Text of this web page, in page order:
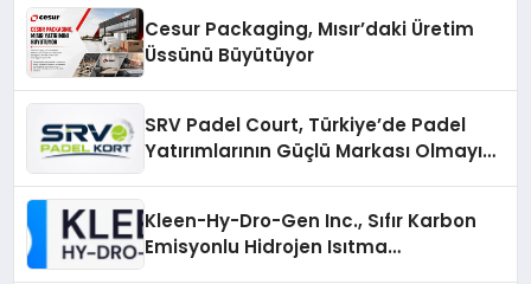
Cesur Packaging, Mısır’daki Üretim
Üssünü Büyütüyor
SRV Padel Court, Türkiye’de Padel
Yatırımlarının Güçlü Markası Olmayı
Kleen-Hy-Dro-Gen Inc., Sıfır Karbon
Emisyonlu Hidrojen Isıtma